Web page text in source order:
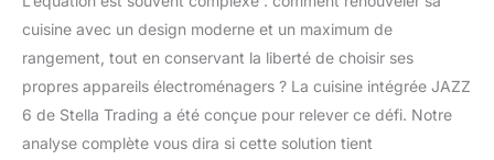
cuisine avec un design moderne et un maximum de
rangement, tout en conservant la liberté de choisir ses
propres appareils électroménagers ? La cuisine intégrée JAZZ
6 de Stella Trading a été conçue pour relever ce défi. Notre
analyse complète vous dira si cette solution tient